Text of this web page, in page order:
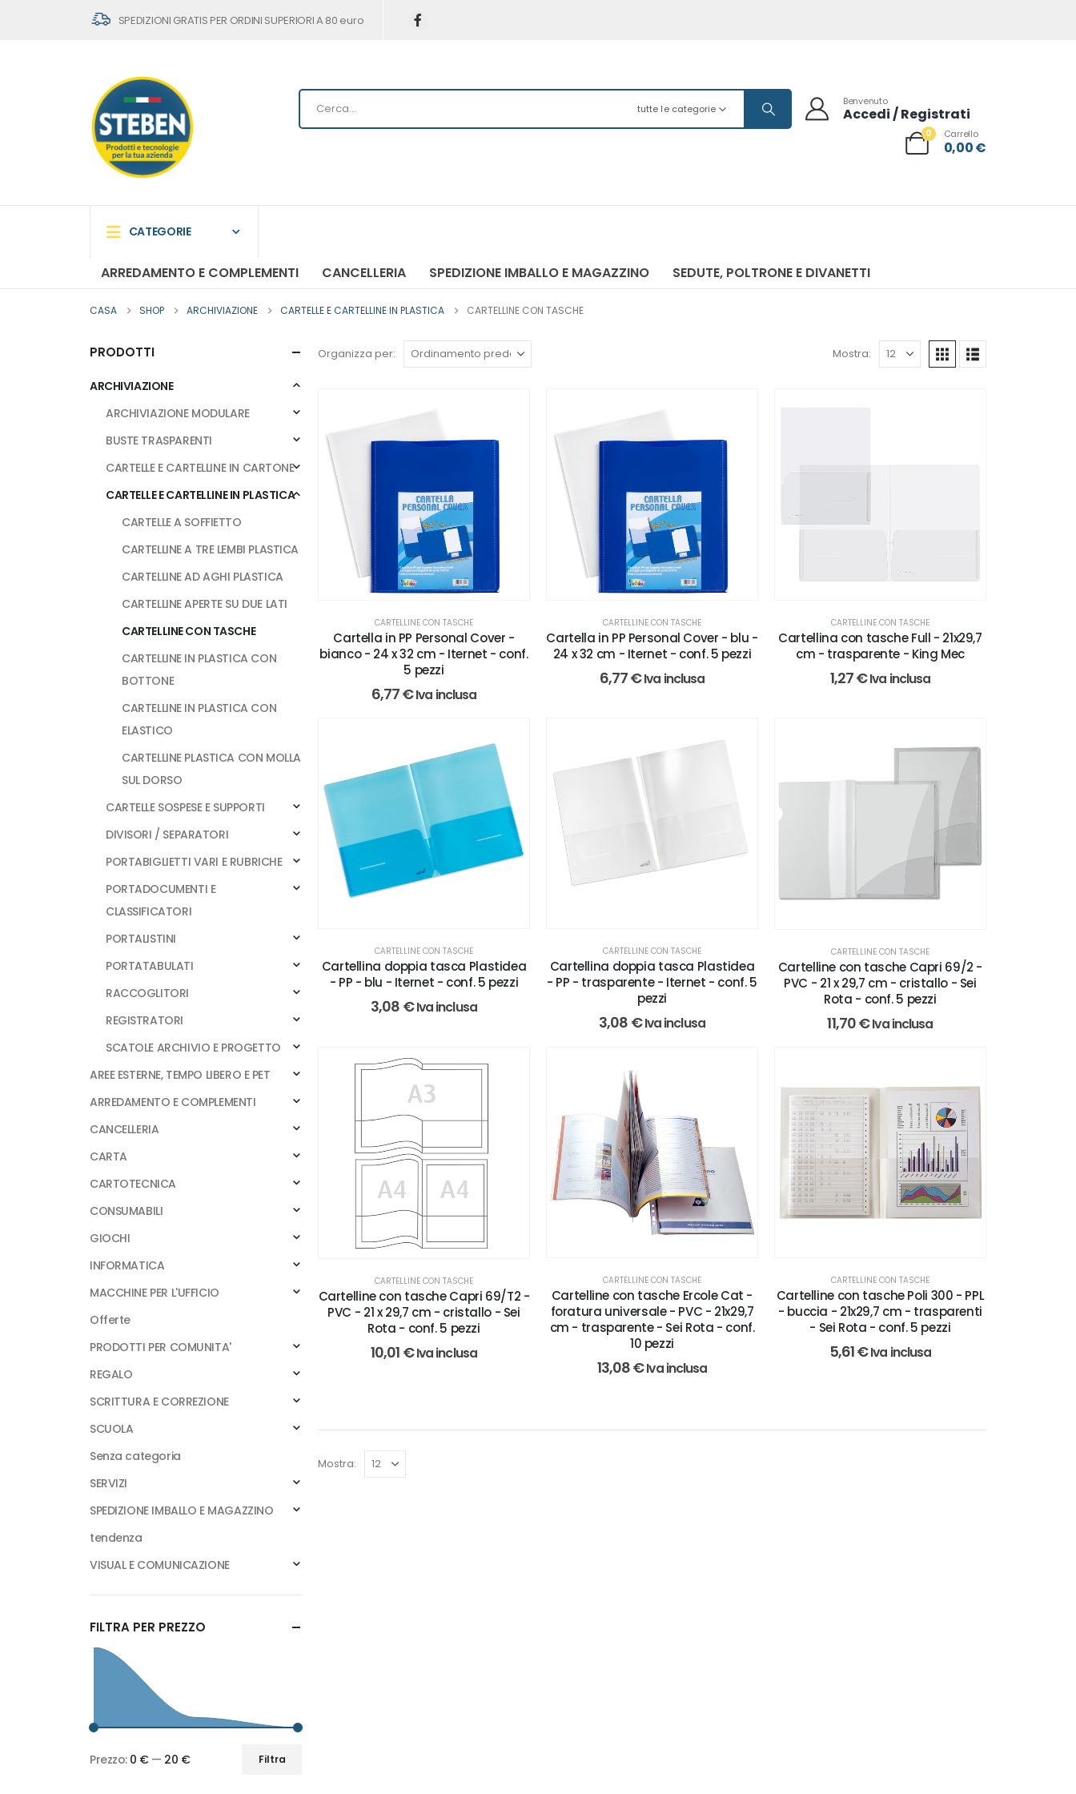
SPEDIZIONI GRATIS PER ORDINI SUPERIORI A 80 euro
tutte le categorie
Benvenuto
Accedi / Registrati
0 Carrello
0,00€
CATEGORIE
ARREDAMENTO E COMPLEMENTI CANCELLERIA SPEDIZIONE IMBALLO E MAGAZZINO SEDUTE, POLTRONE E DIVANETTI
CASA SHOP ARCHIVIAZIONE CARTELLE E CARTELLINE IN PLASTICA CARTELLINE CON TASCHE
Organizza per: Mostra:
CARTELLINE CON TASCHE
Cartella in PP Personal Cover -
bianco - 24 x 32 cm - Iternet - conf.
5 pezzi
6,77€Iva inclusa
CARTELLINE CON TASCHE
Cartella in PP Personal Cover - blu -
24 x 32 cm - Iternet - conf. 5 pezzi
6,77€Iva inclusa
CARTELLINE CON TASCHE
Cartellina con tasche Full - 21x29,7
cm - trasparente - King Mec
1,27€Iva inclusa
CARTELLINE CON TASCHE
Cartellina doppia tasca Plastidea
- PP - blu - Iternet - conf. 5 pezzi
3,08 €Iva inclusa
CARTELLINE CON TASCHE
Cartellina doppia tasca Plastidea
- PP - trasparente - Iternet - conf. 5
pezzi
3,08 €Iva inclusa
CARTELLINE CON TASCHE
Cartelline con tasche Capri 69/2 -
PVC - 21 x 29,7 cm - cristallo - Sei
Rota - conf. 5 pezzi
11,70€Iva inclusa
CARTELLINE CON TASCHE
Cartelline con tasche Capri 69/T2 -
PVC - 21 x 29,7 cm - cristallo - Sei
Rota - conf. 5 pezzi
10,01 €Iva inclusa
CARTELLINE CON TASCHE
Cartelline con tasche Ercole Cat -
foratura universale - PVC - 21x29,7
cm - trasparente - Sei Rota - conf.
10 pezzi
13,08€Iva inclusa
CARTELLINE CON TASCHE
Cartelline con tasche Poli 300 - PPL
- buccia - 21x29,7 cm - trasparenti
- Sei Rota - conf. 5 pezzi
5,61€Iva inclusa
Mostra:
PRODOTTI
ARCHIVIAZIONE
ARCHIVIAZIONE MODULARE
BUSTE TRASPARENTI
CARTELLE E CARTELLINE IN CARTONE
CARTELLE E CARTELLINE IN PLASTICA
CARTELLE A SOFFIETTO
CARTELLINE A TRE LEMBI PLASTICA
CARTELLINE AD AGHI PLASTICA
CARTELLINE APERTE SU DUE LATI
CARTELLINE CON TASCHE
CARTELLINE IN PLASTICA CON
BOTTONE
CARTELLINE IN PLASTICA CON
ELASTICO
CARTELLINE PLASTICA CON MOLLA
SUL DORSO
CARTELLE SOSPESE E SUPPORTI
DIVISORI / SEPARATORI
PORTABIGLIETTI VARI E RUBRICHE
PORTADOCUMENTI E
CLASSIFICATORI
PORTALISTINI
PORTATABULATI
RACCOGLITORI
REGISTRATORI
SCATOLE ARCHIVIO E PROGETTO
AREE ESTERNE, TEMPO LIBERO E PET
ARREDAMENTO E COMPLEMENTI
CANCELLERIA
CARTA
CARTOTECNICA
CONSUMABILI
GIOCHI
INFORMATICA
MACCHINE PER L'UFFICIO
Offerte
PRODOTTI PER COMUNITA'
REGALO
SCRITTURA E CORREZIONE
SCUOLA
Senza categoria
SERVIZI
SPEDIZIONE IMBALLO E MAGAZZINO
tendenza
VISUAL E COMUNICAZIONE
FILTRA PER PREZZO
Filtra
Prezzo: 0 €— 20 €